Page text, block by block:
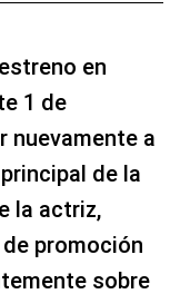
en
1 de
nuevamente a
de la
la actriz,
promoción
sobre